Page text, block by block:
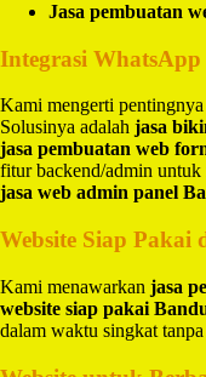
Jasa pembuatan
Integrasi
Kami mengerti
Solusinya adalah jasa
jasa pembuatan web
fitur backend/admin untuk
jasa web admin panel
Website Siap Pakai
Kami menawarkan jasa
website siap pakai
dalam waktu singkat